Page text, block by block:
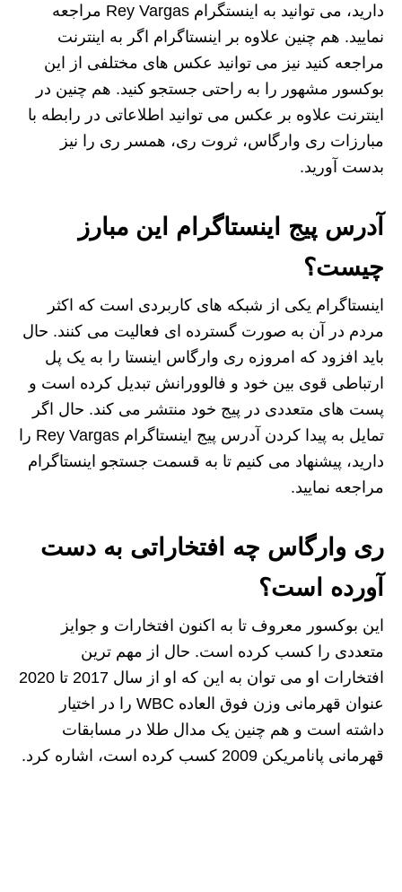
دارید، می توانید به اینستگرام Rey Vargas مراجعه
نمایید. هم چنین علاوه بر اینستاگرام اگر به اینترنت
مراجعه کنید نیز می‌ توانید عکس‌ های مختلفی از این
بوکسور مشهور را به راحتی جستجو کنید. هم چنین در
اینترنت علاوه بر عکس می توانید اطلاعاتی در رابطه با
مبارزات ری وارگاس، ثروت ری، همسر ری را نیز
بدست آورید.
آدرس پیج اینستاگرام این مبارز
چیست؟
اینستاگرام یکی از شبکه‌ های کاربردی است که اکثر
مردم در آن به صورت گسترده ای فعالیت می‌ کنند. حال
باید افزود که امروزه ری وارگاس اینستا را به یک پل
ارتباطی قوی بین خود و فالوورانش تبدیل کرده است و
پست های متعددی در پیج خود منتشر می کند. حال اگر
تمایل به پیدا کردن آدرس پیج اینستاگرام Rey Vargas را
دارید، پیشنهاد می کنیم تا به قسمت جستجو اینستاگرام
مراجعه نمایید.
ری وارگاس چه افتخاراتی به دست
آورده است؟
این بوکسور معروف تا به اکنون افتخارات و جوایز
متعددی را کسب کرده است. حال از مهم ترین
افتخارات او می توان به این که او از سال 2017 تا 2020
عنوان قهرمانی وزن فوق‌ العاده WBC را در اختیار
داشته است و هم چنین یک مدال طلا در مسابقات
قهرمانی پانامریکن 2009 کسب کرده است، اشاره کرد.